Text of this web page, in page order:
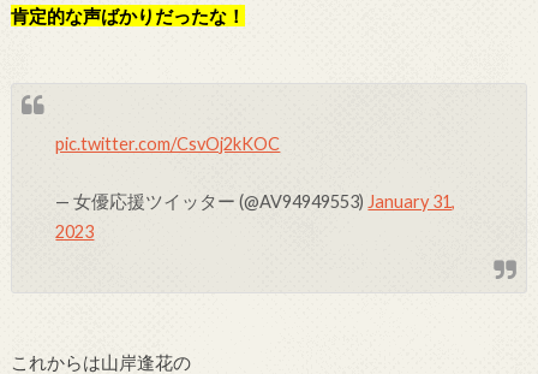
肯定的な声ばかり だったな！
pic.twitter.com/CsvOj2kKOC
— 女優応援ツイッター (@AV94949553) January 31,
2023
これからは山岸逢花の